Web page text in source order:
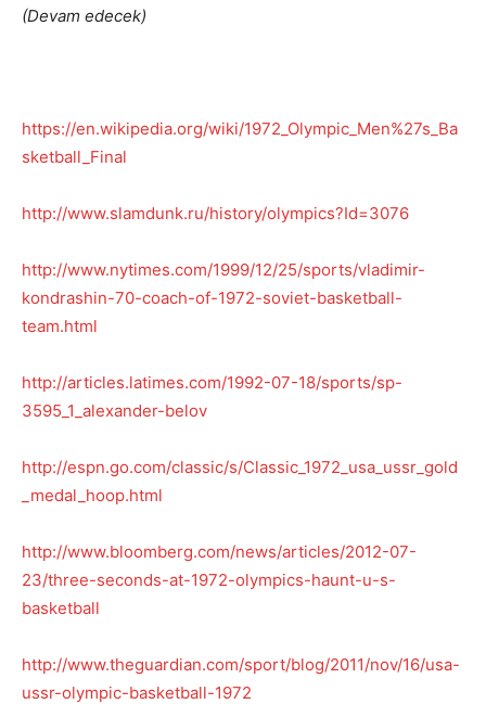
(Devam edecek)
https://en.wikipedia.org/wiki/1972_Olympic_Men%27s_Ba
sketball_Final
http://www.slamdunk.ru/history/olympics?Id=3076
http://www.nytimes.com/1999/12/25/sports/vladimir-
kondrashin-70-coach-of-1972-soviet-basketball-
team.html
http://articles.latimes.com/1992-07-18/sports/sp-
3595_1_alexander-belov
http://espn.go.com/classic/s/Classic_1972_usa_ussr_gold
_medal_hoop.html
http://www.bloomberg.com/news/articles/2012-07-
23/three-seconds-at-1972-olympics-haunt-u-s-
basketball
http://www.theguardian.com/sport/blog/2011/nov/16/usa-
ussr-olympic-basketball-1972